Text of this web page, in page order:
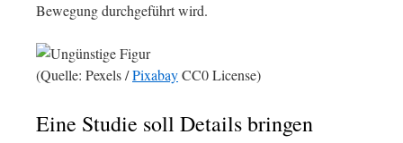
Bewegung durchgeführt wird.
(Quelle: Pexels /PixabayCC0 License)
Eine Studie soll Details bringen